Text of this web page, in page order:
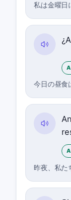
私は金曜日
今日の昼食
昨夜、私た